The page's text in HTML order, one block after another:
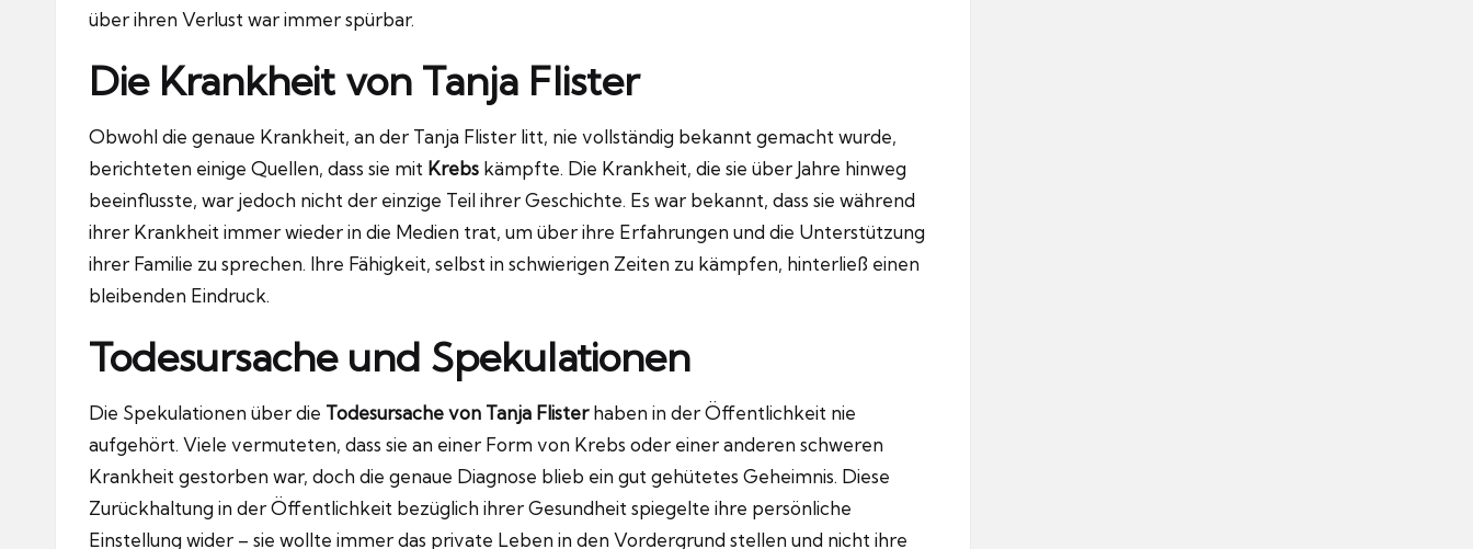
über ihren Verlust war immer spürbar.
Die Krankheit von Tanja Flister
Obwohl die genaue Krankheit, an der Tanja Flister litt, nie vollständig bekannt gemacht wurde,
berichteten einige Quellen, dass sie mit Krebs kämpfte. Die Krankheit, die sie über Jahre hinweg
beeinflusste, war jedoch nicht der einzige Teil ihrer Geschichte. Es war bekannt, dass sie während
ihrer Krankheit immer wieder in die Medien trat, um über ihre Erfahrungen und die Unterstützung
ihrer Familie zu sprechen. Ihre Fähigkeit, selbst in schwierigen Zeiten zu kämpfen, hinterließ einen
bleibenden Eindruck.
Todesursache und Spekulationen
Die Spekulationen über die Todesursache von Tanja Flisterhaben in der Öffentlichkeit nie
aufgehört. Viele vermuteten, dass sie an einer Form von Krebs oder einer anderen schweren
Krankheit gestorben war, doch die genaue Diagnose blieb ein gut gehütetes Geheimnis. Diese
Zurückhaltung in der Öffentlichkeit bezüglich ihrer Gesundheit spiegelte ihre persönliche
Einstellung wider – sie wollte immer das private Leben in den Vordergrund stellen und nicht ihre